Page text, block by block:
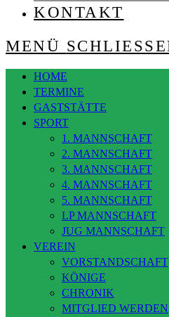
KONTAKT
MENÜ SCHLIESSEN
HOME
TERMINE
GASTSTÄTTE
SPORT
1. MANNSCHAFT
2. MANNSCHAFT
3. MANNSCHAFT
4. MANNSCHAFT
5. MANNSCHAFT
LP MANNSCHAFT
JUG MANNSCHAFT
VEREIN
VORSTANDSCHAFT
KÖNIGE
CHRONIK
MITGLIED WERDEN